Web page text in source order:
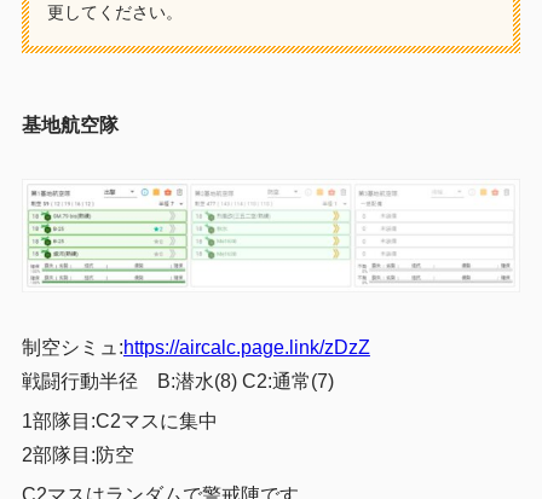
更してください。
基地航空隊
制空シミュ:https://aircalc.page.link/zDzZ
戦闘行動半径 B:潜水(8) C2:通常(7)
1部隊目:C2マスに集中
2部隊目:防空